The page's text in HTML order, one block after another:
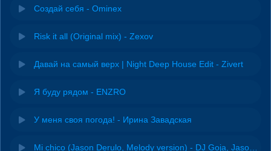
Создай себя - Ominex
Risk it all (Original mix) - Zexov
Давай на самый верх | Night Deep House Edit - Zivert
Я буду рядом - ENZRO
У меня своя погода! - Ирина Завадская